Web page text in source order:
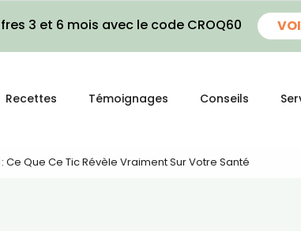
3 et 6 mois avec le code CROQ60
Recettes Témoignages Conseils
Ce Que Ce Tic Révèle Vraiment Sur Votre Santé